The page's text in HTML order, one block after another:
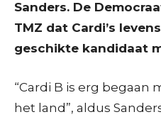
Sanders. De
TMZ dat Cardi’s
geschikte kandidaat
“Cardi B is erg begaan
het land”, aldus